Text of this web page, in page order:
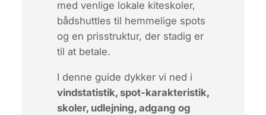
med venlige lokale kiteskoler,
bådshuttles til hemmelige spots
og en prisstruktur, der stadig er
til at betale.
I denne guide dykker vi ned i
vindstatistik, spot-karakteristik,
skoler, udlejning, adgang og